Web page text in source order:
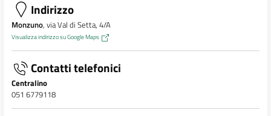
Indirizzo
Monzuno, via Val di Setta, 4/A
Visualizza indirizzo su Google Maps
Contatti telefonici
Centralino
051 6779118